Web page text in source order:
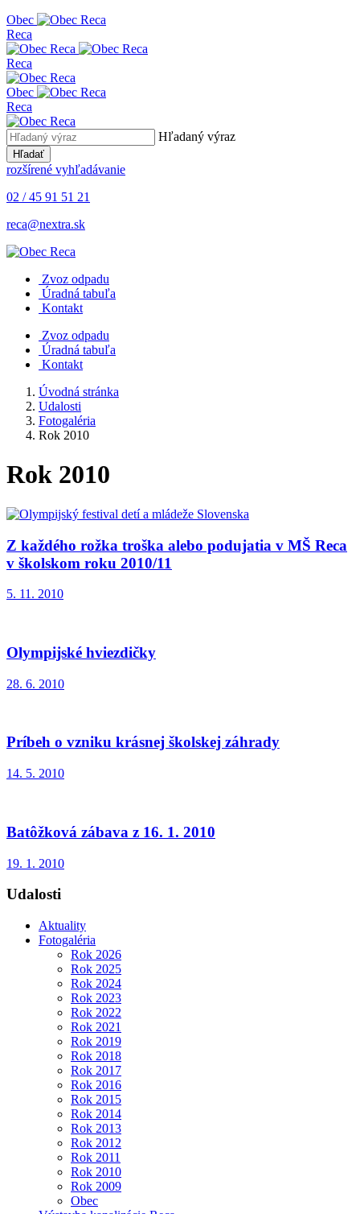
Obec
Reca
Reca
Obec
Reca
Hľadaný výraz
Hľadať
rozšírené vyhľadávanie
02 / 45 91 51 21
reca@nextra.sk
Zvoz odpadu
Úradná tabuľa
Kontakt
Zvoz odpadu
Úradná tabuľa
Kontakt
Úvodná stránka
Udalosti
Fotogaléria
Rok 2010
Rok 2010
Z každého rožka troška alebo podujatia v MŠ Reca
v školskom roku 2010/11
5. 11. 2010
Olympijské hviezdičky
28. 6. 2010
Príbeh o vzniku krásnej školskej záhrady
14. 5. 2010
Batôžková zábava z 16. 1. 2010
19. 1. 2010
Udalosti
Aktuality
Fotogaléria
Rok 2026
Rok 2025
Rok 2024
Rok 2023
Rok 2022
Rok 2021
Rok 2019
Rok 2018
Rok 2017
Rok 2016
Rok 2015
Rok 2014
Rok 2013
Rok 2012
Rok 2011
Rok 2010
Rok 2009
Obec